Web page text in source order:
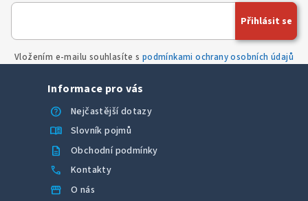
Vložením e-mailu souhlasíte s podmínkami ochrany osobních údajů
Přihlásit se
Informace pro vás
help
Nejčastější dotazy
menu_book Slovník pojmů
description Obchodní podmínky
call Kontakty
storefront O nás